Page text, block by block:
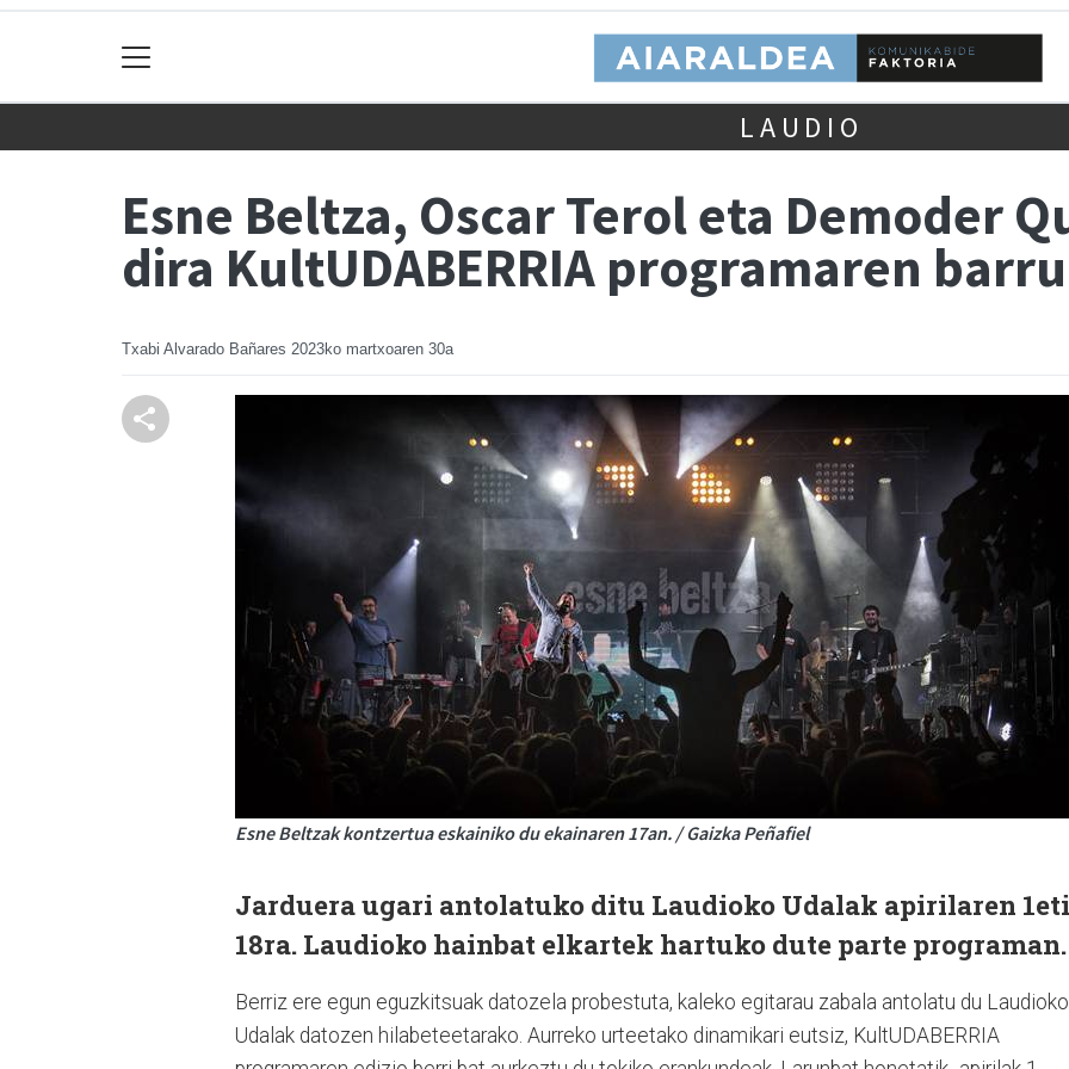
LAUDIO
Esne Beltza, Oscar Terol eta Demoder
dira KultUDABERRIA programaren
Txabi Alvarado Bañares 2023ko martxoaren 30a
Esne Beltzak kontzertua eskainiko du ekainaren 17an. / Gaizka Peñafiel
Jarduera ugari antolatuko ditu Laudioko Udalak apirilaren
18ra. Laudioko hainbat elkartek hartuko dute parte
Berriz ere egun eguzkitsuak datozela probestuta, kaleko egitarau zabala antolatu du Laudioko
Udalak datozen hilabeteetarako. Aurreko urteetako dinamikari eutsiz, KultUDABERRIA